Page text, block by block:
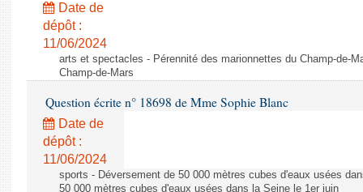
Date de
dépôt :
11/06/2024
arts et spectacles - Pérennité des marionnettes du Champ-de-
Champ-de-Mars
Question écrite n° 18698 de Mme Sophie Blanc
Date de
dépôt :
11/06/2024
sports - Déversement de 50 000 mètres cubes d'eaux usées
50 000 mètres cubes d'eaux usées dans la Seine le 1er juin